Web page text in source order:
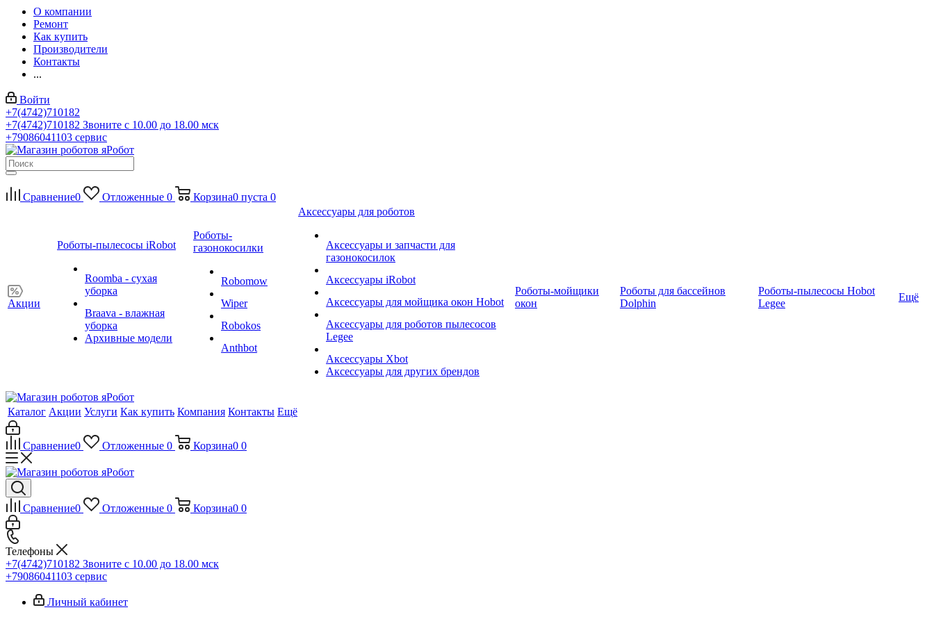
О компании
Ремонт
Как купить
Производители
Контакты
...
Войти
+7(4742)710182
+7(4742)710182 Звоните с 10.00 до 18.00 мск
+79086041103 сервис
Сравнение0 Отложенные 0 Корзина0 пуста 0
Акции
Роботы-пылесосы iRobot
Roomba - сухая
уборка
Braava - влажная
уборка
Архивные модели
Роботы-
газонокосилки
Robomow
Wiper
Robokos
Anthbot
Аксессуары для роботов
Аксессуары и запчасти для
газонокосилок
Аксессуары iRobot
Аксессуары для мойщика окон Hobot
Аксессуары для роботов пылесосов
Legee
Аксессуары Xbot
Аксессуары для других брендов
Роботы-мойщики
окон
Роботы для бассейнов
Dolphin
Роботы-пылесосы Hobot
Legee
Ещё
Каталог Акции Услуги Как купить Компания Контакты Ещё
Сравнение0 Отложенные 0 Корзина0 0
Сравнение0 Отложенные 0 Корзина0 0
Телефоны
+7(4742)710182 Звоните с 10.00 до 18.00 мск
+79086041103 сервис
Личный кабинет